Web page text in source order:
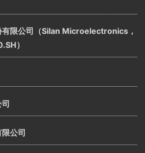
有限公司（Silan Microelectronics，
）
公司